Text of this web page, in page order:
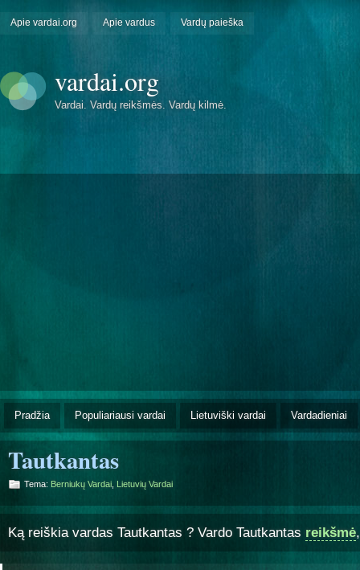
Apie vardai.org Apie vardus Vardų paieška
vardai.org
Vardai. Vardų reikšmės. Vardų kilmė.
Pradžia Populiariausi vardai Lietuviški vardai Vardadieniai
Tautkantas
Tema: Berniukų Vardai Lietuvių Vardai
Ką reiškia vardas Tautkantas ? Vardo Tautkantas reikšmė